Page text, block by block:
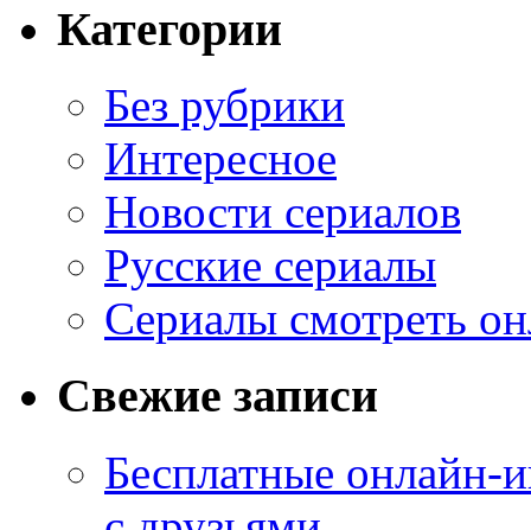
Категории
Без рубрики
Интересное
Новости сериалов
Русские сериалы
Сериалы смотреть
Свежие записи
Бесплатные